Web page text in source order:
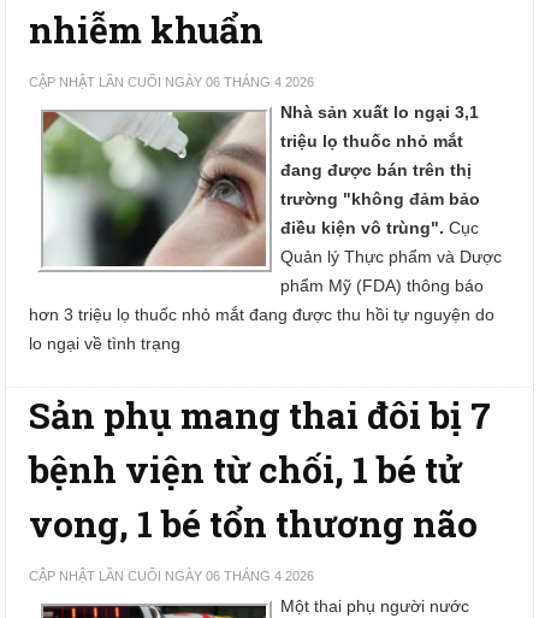
nhiễm khuẩn
CẬP NHẬT LẦN CUỐI NGÀY 06 THÁNG 4 2026
Nhà sản xuất lo ngại 3,1
triệu lọ thuốc nhỏ mắt
đang được bán trên thị
trường "không đảm bảo
điều kiện vô trùng". Cục
Quản lý Thực phẩm và Dược
phẩm Mỹ (FDA) thông báo
hơn 3 triệu lọ thuốc nhỏ mắt đang được thu hồi tự nguyện do
lo ngại về tình trạng
Sản phụ mang thai đôi bị 7
bệnh viện từ chối, 1 bé tử
vong, 1 bé tổn thương não
CẬP NHẬT LẦN CUỐI NGÀY 06 THÁNG 4 2026
Một thai phụ người nước